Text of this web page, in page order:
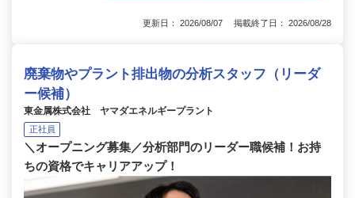
更新日： 2026/08/07 掲載終了日： 2026/08/28
廃棄物やプラント排出物の分析スタッフ（リーダ
ー候補）
東金属株式会社 ヤマダエネルギープラント
正社員
＼オープニング募集／分析部門のリーダー職候補！お持
ちの資格でキャリアアップ！